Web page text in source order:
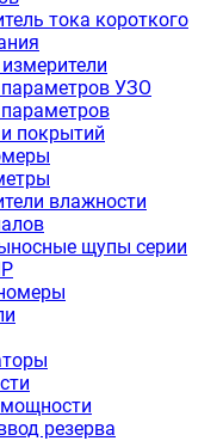
тока короткого
УЗО
покрытий
влажности
щупы серии
резерва